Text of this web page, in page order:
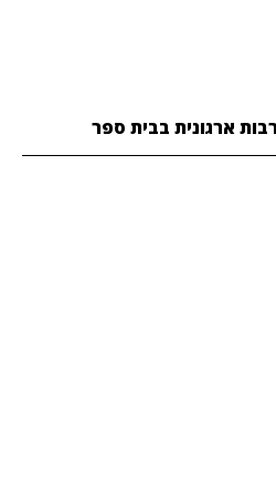
ארגונית בבית ספר